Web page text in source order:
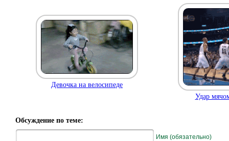
Девочка на велосипеде
Удар
Обсуждение по теме:
Имя (обязательно)